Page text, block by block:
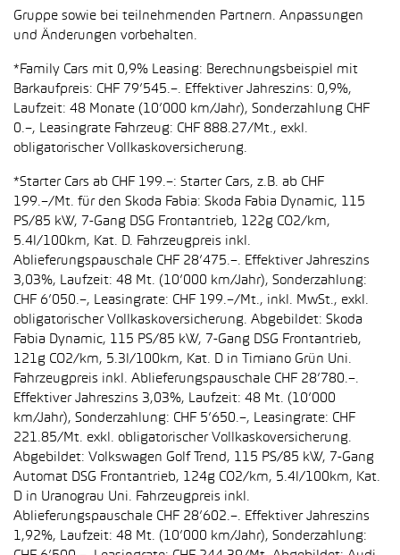
Gruppe sowie bei teilnehmenden Partnern. Anpassungen
und Änderungen vorbehalten.
*Family Cars mit 0,9% Leasing: Berechnungsbeispiel mit
Barkaufpreis: CHF 79’545.–. Effektiver Jahreszins: 0,9%,
Laufzeit: 48 Monate (10’000 km/Jahr), Sonderzahlung CHF
0.–, Leasingrate Fahrzeug: CHF 888.27/Mt., exkl.
obligatorischer Vollkaskoversicherung.
*Starter Cars ab CHF 199.–: Starter Cars, z.B. ab CHF
199.–/Mt. für den Skoda Fabia: Skoda Fabia Dynamic, 115
PS/85 kW, 7-Gang DSG Frontantrieb, 122g CO2/km,
5.4l/100km, Kat. D. Fahrzeugpreis inkl.
Ablieferungspauschale CHF 28’475.–. Effektiver Jahreszins
3,03%, Laufzeit: 48 Mt. (10’000 km/Jahr), Sonderzahlung:
CHF 6’050.–, Leasingrate: CHF 199.–/Mt., inkl. MwSt., exkl.
obligatorischer Vollkaskoversicherung. Abgebildet: Skoda
Fabia Dynamic, 115 PS/85 kW, 7-Gang DSG Frontantrieb,
121g CO2/km, 5.3l/100km, Kat. D in Timiano Grün Uni.
Fahrzeugpreis inkl. Ablieferungspauschale CHF 28’780.–.
Effektiver Jahreszins 3,03%, Laufzeit: 48 Mt. (10’000
km/Jahr), Sonderzahlung: CHF 5’650.–, Leasingrate: CHF
221.85/Mt. exkl. obligatorischer Vollkaskoversicherung.
Abgebildet: Volkswagen Golf Trend, 115 PS/85 kW, 7-Gang
Automat DSG Frontantrieb, 124g CO2/km, 5.4l/100km, Kat.
D in Uranograu Uni. Fahrzeugpreis inkl.
Ablieferungspauschale CHF 28’602.–. Effektiver Jahreszins
1,92%, Laufzeit: 48 Mt. (10’000 km/Jahr), Sonderzahlung: